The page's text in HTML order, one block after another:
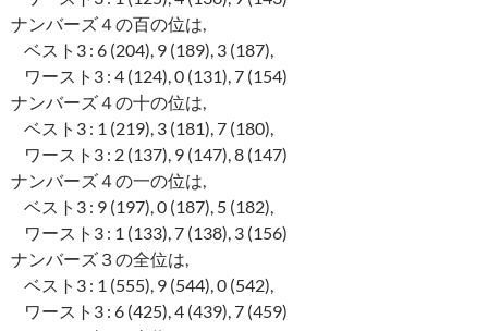
ナンバーズ４の百の位は,
ベスト3 : 6 (204), 9 (189), 3 (187),
ワースト3 : 4 (124), 0 (131), 7 (154)
ナンバーズ４の十の位は,
ベスト3 : 1 (219), 3 (181), 7 (180),
ワースト3 : 2 (137), 9 (147), 8 (147)
ナンバーズ４の一の位は,
ベスト3 : 9 (197), 0 (187), 5 (182),
ワースト3 : 1 (133), 7 (138), 3 (156)
ナンバーズ３の全位は,
ベスト3 : 1 (555), 9 (544), 0 (542),
ワースト3 : 6 (425), 4 (439), 7 (459)